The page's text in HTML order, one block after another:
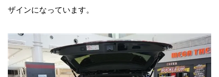
ザインになっています。